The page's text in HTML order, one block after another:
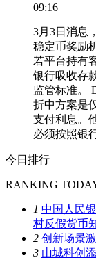
09:16
3月3日消息
稳定币奖励
若平台持有
银行吸收存
监管标准。
折中方案是
支付利息。
必须按照银
今日排行
RANKING
1 中国人民
村反假货币
2 创新场景
3 山城科创